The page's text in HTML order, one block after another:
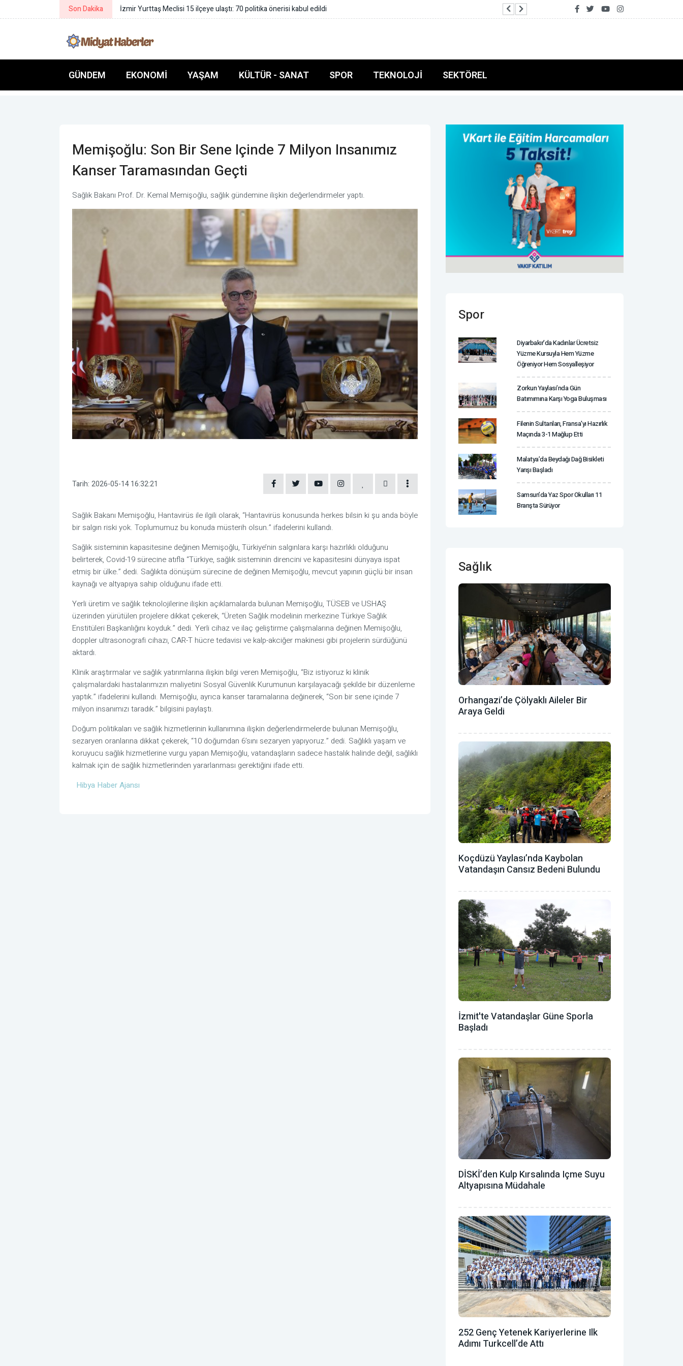
Son Dakika Diyarbakır’da kadınlar ücretsiz yüzme kursuyla hem yüzme öğreniyor hem sosyalleşiyor İzmir İtfaiyesi’ne 13,5 milyon euro’luk
GÜNDEM EKONOMI YAŞAM KÜLTÜR - SANAT SPOR TEKNOLOJI SEKTÖREL
Memişoğlu: Son Bir Sene Içinde 7 Milyon Insanımız
Kanser Taramasından Geçti
Sağlık Bakanı Prof. Dr. Kemal Memişoğlu, sağlık gündemine ilişkin değerlendirmeler yaptı.
Tarih: 2026-05-14 16:32:21
Sağlık Bakanı Memişoğlu, Hantavirüs ile ilgili olarak, “Hantavirüs konusunda herkes bilsin ki şu anda böyle
bir salgın riski yok. Toplumumuz bu konuda müsterih olsun.” ifadelerini kullandı.
Sağlık sisteminin kapasitesine değinen Memişoğlu, Türkiye’nin salgınlara karşı hazırlıklı olduğunu
belirterek, Covid-19 sürecine atıfla “Türkiye, sağlık sisteminin direncini ve kapasitesini dünyaya ispat
etmiş bir ülke.” dedi. Sağlıkta dönüşüm sürecine de değinen Memişoğlu, mevcut yapının güçlü bir insan
kaynağı ve altyapıya sahip olduğunu ifade etti.
Yerli üretim ve sağlık teknolojilerine ilişkin açıklamalarda bulunan Memişoğlu, TÜSEB ve USHAŞ
üzerinden yürütülen projelere dikkat çekerek, “Üreten Sağlık modelinin merkezine Türkiye Sağlık
Enstitüleri Başkanlığını koyduk.” dedi. Yerli cihaz ve ilaç geliştirme çalışmalarına değinen Memişoğlu,
doppler ultrasonografi cihazı, CAR-T hücre tedavisi ve kalp-akciğer makinesi gibi projelerin sürdüğünü
aktardı.
Klinik araştırmalar ve sağlık yatırımlarına ilişkin bilgi veren Memişoğlu, “Biz istiyoruz ki klinik
çalışmalardaki hastalarımızın maliyetini Sosyal Güvenlik Kurumunun karşılayacağı şekilde bir düzenleme
yaptık.” ifadelerini kullandı. Memişoğlu, ayrıca kanser taramalarına değinerek, “Son bir sene içinde 7
milyon insanımızı taradık.” bilgisini paylaştı.
Doğum politikaları ve sağlık hizmetlerinin kullanımına ilişkin değerlendirmelerde bulunan Memişoğlu,
sezaryen oranlarına dikkat çekerek, “10 doğumdan 6’sını sezaryen yapıyoruz.” dedi. Sağlıklı yaşam ve
koruyucu sağlık hizmetlerine vurgu yapan Memişoğlu, vatandaşların sadece hastalık halinde değil, sağlıklı
kalmak için de sağlık hizmetlerinden yararlanması gerektiğini ifade etti.
Hibya Haber Ajansı
Spor
Diyarbakır’da Kadınlar Ücretsiz
Yüzme Kursuyla Hem Yüzme
Öğreniyor Hem Sosyalleşiyor
Zorkun Yaylası’nda Gün
Batımımına Karşı Yoga Buluşması
Filenin Sultanları, Fransa'yı Hazırlık
Maçında 3-1 Mağlup Etti
Malatya’da Beydağı Dağ Bisikleti
Yarışı Başladı
Samsun’da Yaz Spor Okulları 11
Branşta Sürüyor
Sağlık
Orhangazi’de Çölyaklı Aileler Bir
Araya Geldi
Koçdüzü Yaylası’nda Kaybolan
Vatandaşın Cansız Bedeni Bulundu
İzmit'te Vatandaşlar Güne Sporla
Başladı
DİSKİ’den Kulp Kırsalında Içme Suyu
Altyapısına Müdahale
252 Genç Yetenek Kariyerlerine Ilk
Adımı Turkcell’de Attı